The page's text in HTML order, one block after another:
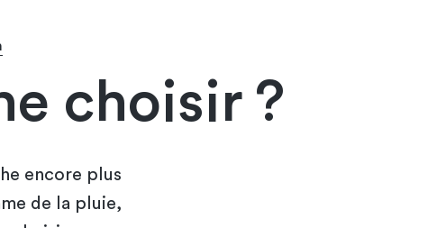
choisir ?
encore plus
de la pluie,